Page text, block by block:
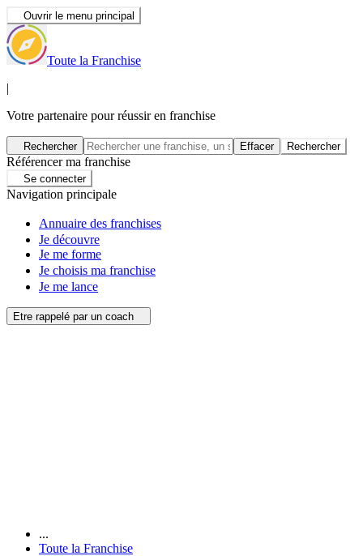
Ouvrir le menu principal
Toute la Franchise
|
Votre partenaire pour réussir en franchise
Rechercher Effacer Rechercher
Référencer ma franchise
Se connecter
Navigation principale
Annuaire des franchises
Je découvre
Je me forme
Je choisis ma franchise
Je me lance
Etre rappelé par un coach
...
Toute la Franchise